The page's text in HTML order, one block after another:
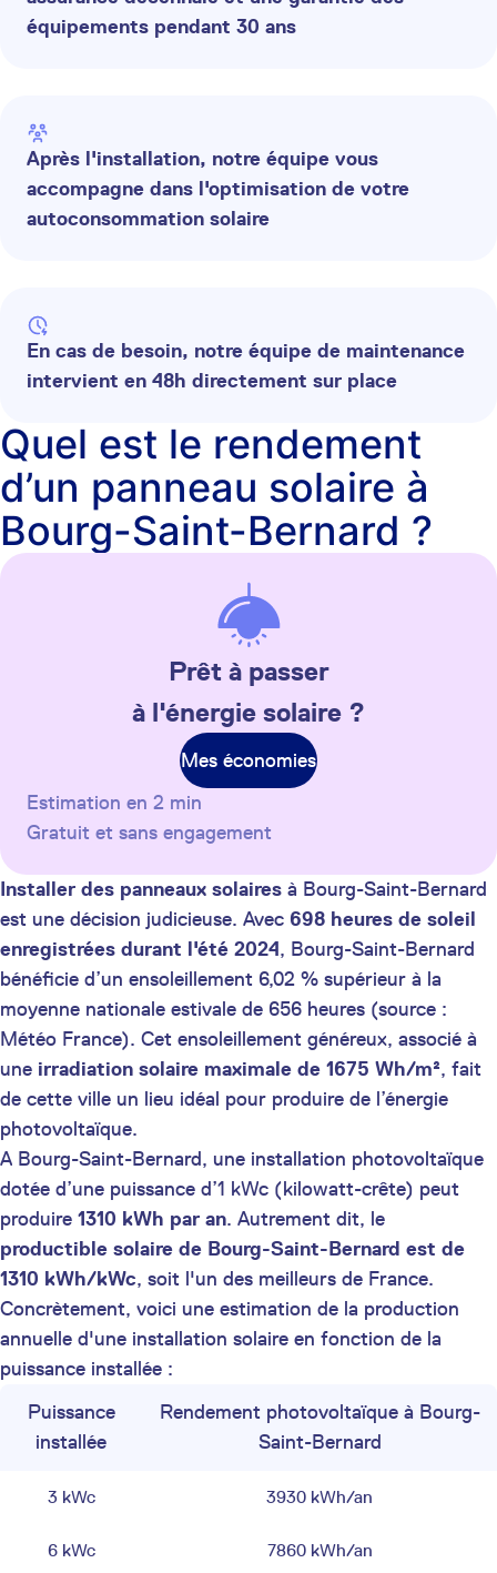
équipements pendant 30 ans
Après l'installation, notre équipe vous
accompagne dans l'optimisation de votre
autoconsommation solaire
En cas de besoin, notre équipe de maintenance
intervient en 48h directement sur place
Quel est le rendement
d’un panneau solaire à
Bourg-Saint-Bernard ?
Prêt à passer
à l'énergie solaire ?
Mes économies
Estimation en 2 min
Gratuit et sans engagement
Installer des panneaux solaires à Bourg-Saint-Bernard
est une décision judicieuse. Avec 698 heures de soleil
enregistrées durant l'été 2024, Bourg-Saint-Bernard
bénéficie d’un ensoleillement 6,02 % supérieur à la
moyenne nationale estivale de 656 heures (source :
Météo France). Cet ensoleillement généreux, associé à
une irradiation solaire maximale de 1675 Wh/m², fait
de cette ville un lieu idéal pour produire de l’énergie
photovoltaïque.
A Bourg-Saint-Bernard, une installation photovoltaïque
dotée d’une puissance d’1 kWc (kilowatt-crête) peut
produire 1310 kWh par an. Autrement dit, le
productible solaire de Bourg-Saint-Bernard est de
1310 kWh/kWc, soit l'un des meilleurs de France.
Concrètement, voici une estimation de la production
annuelle d'une installation solaire en fonction de la
puissance installée :
Puissance
installée
Rendement photovoltaïque à Bourg-
Saint-Bernard
3 kWc 3930 kWh/an
6 kWc 7860 kWh/an